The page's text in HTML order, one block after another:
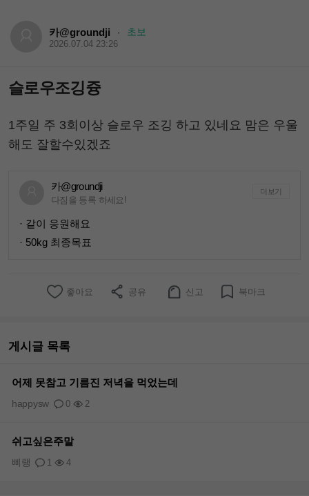
카@groundji · 초보
2026.07.04 23:26
슬로우조깅즁
1주일 주 3회이상 슬로우 조깅 하고 있네요 맘은 우울
해도 잘할수있겠죠
카@groundji
다짐을 등록 하세요!
더보기
· 같이 응원해요
· 50kg 최종목표
좋아요 공유 신고 북마크
게시글 목록
어제 못참고 기름진 저녁을 먹었는데
0 2
happysw
쉬고싶은주말
1 4
삐랭